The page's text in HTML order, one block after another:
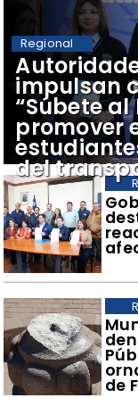
de
impulsan
“Súbete
promover
del
Regional